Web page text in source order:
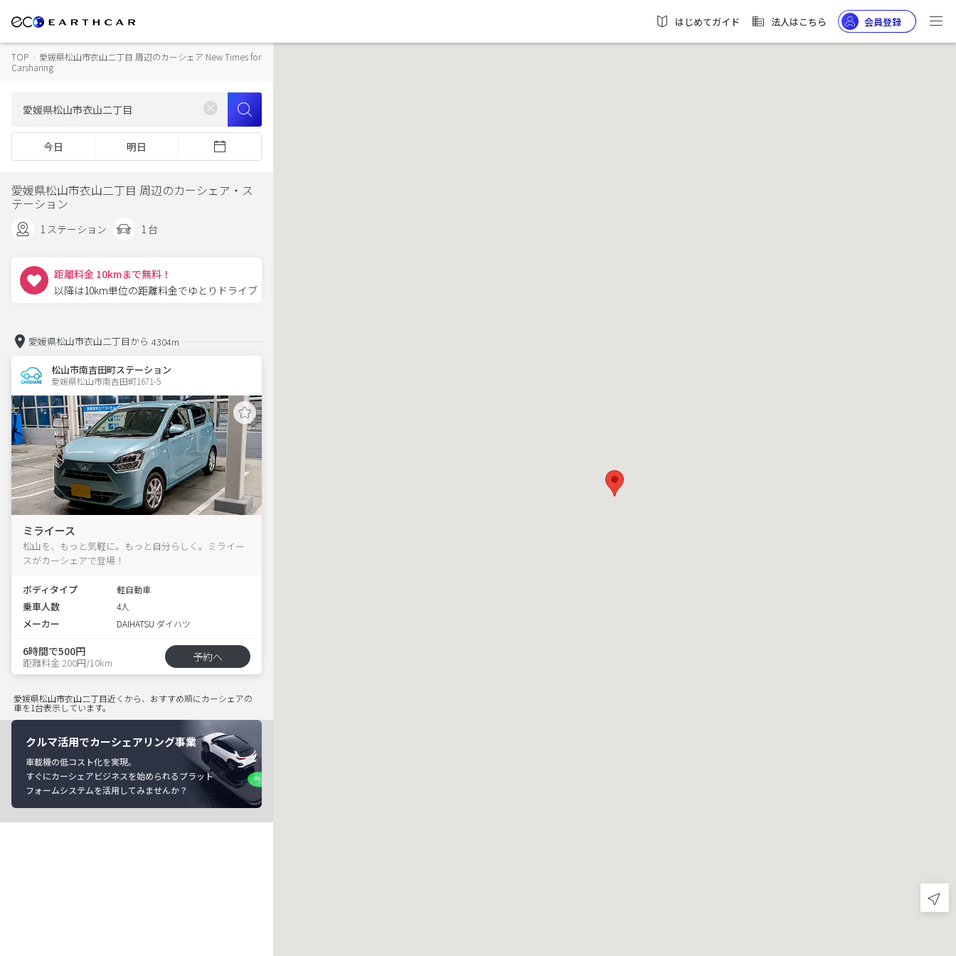
はじめてガイド 法人はこちら 会員登録
TOP › 愛媛県松山市衣山二丁目 周辺のカーシェア New Times for
Carsharing
今日 明日
愛媛県松山市衣山二丁目 周辺のカーシェア・ス
テーション
1 ステーション 1 台
距離料金 10kmまで無料！
以降は10km単位の距離料金でゆとりドライブ
愛媛県松山市衣山二丁目から 4304m
松山市南吉田町ステーション
愛媛県松山市南吉田町1671-5
ミライース
松山を、もっと気軽に。もっと自分らしく。ミライー
スがカーシェアで登場！
ボディタイプ 軽自動車
乗車人数 4人
メーカー DAIHATSU ダイハツ
6時間で500円
距離料金 200円/10km 予約へ
愛媛県松山市衣山二丁目近くから、おすすめ順にカーシェアの
車を1台表示しています。
クルマ活用でカーシェアリング事業
車載機の低コスト化を実現。
すぐにカーシェアビジネスを始められるプラット
フォームシステムを活用してみませんか？